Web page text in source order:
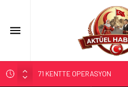
71 KENTTE OPERASYON
TÜRK DÜNYASI BAŞKENTLERİ